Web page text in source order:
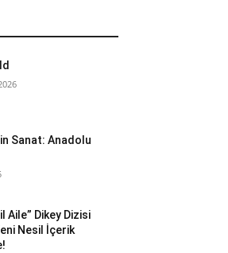
Sanat: Anadolu
Aile” Dikey Dizisi
Nesil İçerik